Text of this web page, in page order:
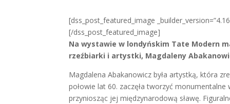
[dss_post_featured_image
[/dss_post_featured_image]
Na wystawie w londyńskim Tate Modern
rzeźbiarki i artystki, Magdaleny
Magdalena Abakanowicz była artystką, która
połowie lat 60. zaczęła tworzyć
przyniosząc jej międzynarodową sławę.